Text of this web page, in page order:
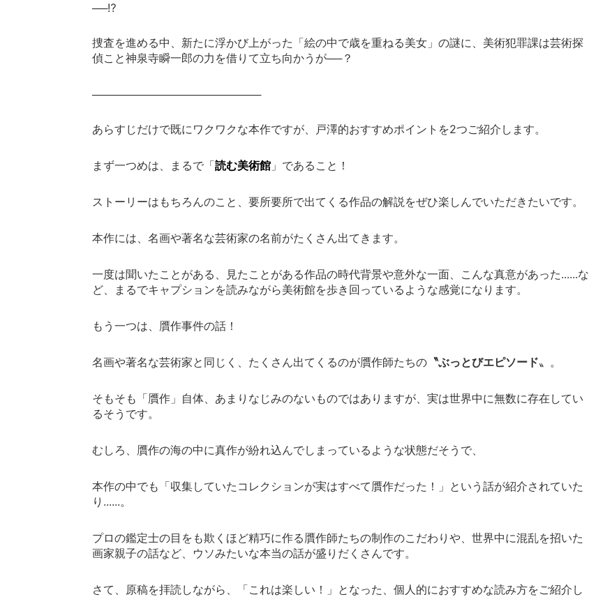
──⁉
捜査を進める中、新たに浮かび上がった「絵の中で歳を重ねる美女」の謎に、美術犯罪課は芸術探
偵こと神泉寺瞬一郎の力を借りて立ち向かうが──？
──────────────────────
あらすじだけで既にワクワクな本作ですが、戸澤的おすすめポイントを2つご紹介します。
まず一つめは、まるで「読む美術館 」であること！
ストーリーはもちろんのこと、要所要所で出てくる作品の解説をぜひ楽しんでいただきたいです。
本作には、名画や著名な芸術家の名前がたくさん出てきます。
一度は聞いたことがある、見たことがある作品の時代背景や意外な一面、こんな真意があった......な
ど、まるでキャプションを読みながら美術館を歩き回っているような感覚になります。
もう一つは、贋作事件の話！
名画や著名な芸術家と同じく、たくさん出てくるのが贋作師たちの 〝ぶっとびエピソード〟。
そもそも「贋作」自体、あまりなじみのないものではありますが、実は世界中に無数に存在してい
るそうです。
むしろ、贋作の海の中に真作が紛れ込んでしまっているような状態だそうで、
本作の中でも「収集していたコレクションが実はすべて贋作だった！」という話が紹介されていた
り ......。
プロの鑑定士の目をも欺くほど精巧に作る贋作師たちの制作のこだわりや、世界中に混乱を招いた
画家親子の話など、ウソみたいな本当の話が盛りだくさんです。
さて、原稿を拝読しながら、「これは楽しい！」となった、個人的におすすめな読み方をご紹介し